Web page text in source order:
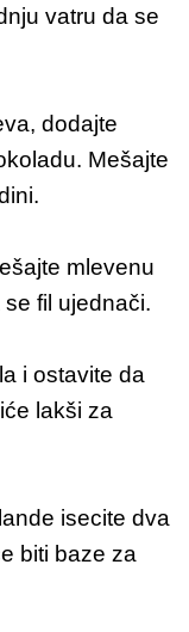
vatru da se
dodajte
Mešajte
mlevenu
fil ujednači.
i ostavite da
lakši za
isecite dva
biti baze za